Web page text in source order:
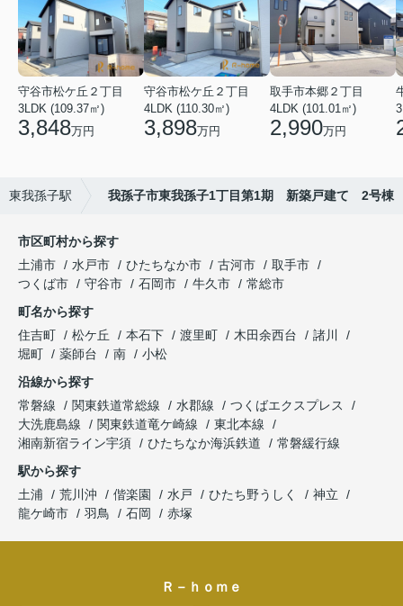
守谷市松ケ丘２丁目
3LDK (109.37㎡)
3,848万円
守谷市松ケ丘２丁目
4LDK (110.30㎡)
3,898万円
取手市本郷２丁目
4LDK (101.01㎡)
2,990万円
東我孫子駅 我孫子市東我孫子1丁目第1期 新築戸建て 2号棟
市区町村から探す
土浦市
水戸市 ひたちなか市 古河市
取手市
つくば市
守谷市 石岡市 牛久市
常総市
町名から探す
住吉町
松ケ丘 本石下 渡里町 木田余西台
諸川
堀町
薬師台 南
小松
沿線から探す
常磐線
関東鉄道常総線 水郡線
つくばエクスプレス
大洗鹿島線
関東鉄道竜ケ崎線
東北本線
湘南新宿ライン宇須
ひたちなか海浜鉄道
常磐緩行線
駅から探す
土浦
荒川沖 偕楽園 水戸 ひたち野うしく
神立
龍ケ崎市
羽鳥 石岡 赤塚
Ｒ－ｈｏｍｅ